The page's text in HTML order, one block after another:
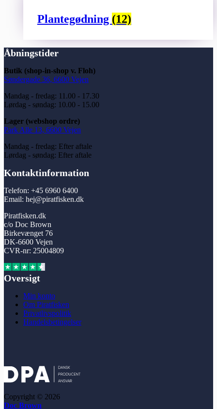
Plantegødning (12)
Åbningstider
Butik (shop-in-shop v. Floh)
Søndergade 36, 6600 Vejen
Mandag - fredag: 11.00 - 17.30
Lørdag - søndag: 10.00 - 15.00
Lager (webshop ordre)
Park Alle 13, 6600 Vejen
Mandag - fredag: Efter aftale
Lørdag - søndag: Efter aftale
Kontaktinformation
Telefon: +45 6960 6400
Email: hej@piratfisken.dk
Piratfisken.dk
c/o Doc Brown
Birkevænget 76
DK-6600 Vejen
CVR-nr: 25004809
Oversigt
Min konto
Om Piratfisken
Privatlivspolitik
Handelsbetingelser
Copyright © 2026
Doc Brown